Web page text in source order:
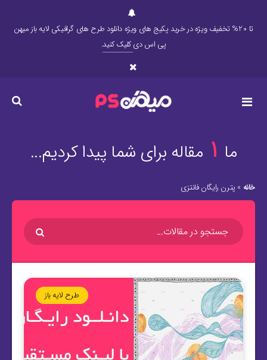
تا 20% تخفیف ویژه در خرید پکیج های ویژه دانلود طرح های گرافیکی لایه باز میهن
پی اس دیکلیک کنید.
ما 1 مقاله برای شما پیدا کردیم...
خانه »پترن رایگان فانتزی
طرح لایه باز